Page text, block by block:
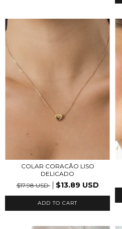
COLAR CORACÃO LISO
DELICADO
$17.98 USD
$13.89 USD
ADD TO CART